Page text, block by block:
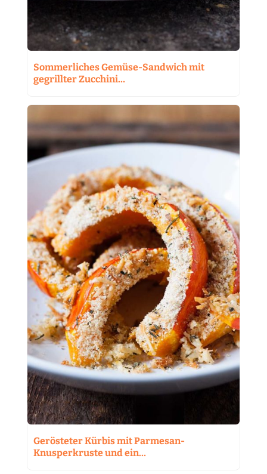
Sommerliches Gemüse-Sandwich mit
gegrillter Zucchini…
Gerösteter Kürbis mit Parmesan-
Knusperkruste und ein…